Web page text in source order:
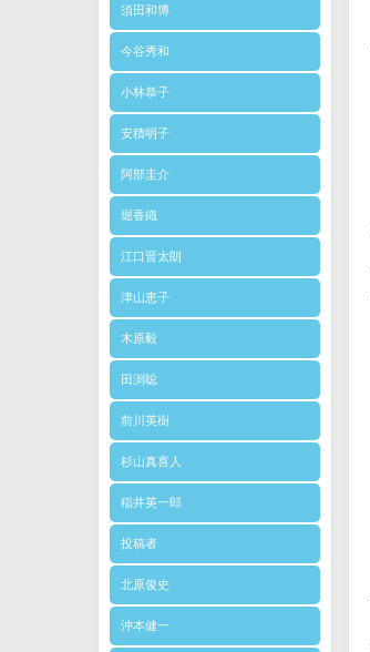
須田和博
今谷秀和
小林恭子
安積明子
阿部圭介
堀香織
江口晋太朗
津山恵子
木原毅
田渕聡
前川英樹
杉山真喜人
稲井英一郎
投稿者
北原俊史
沖本健一